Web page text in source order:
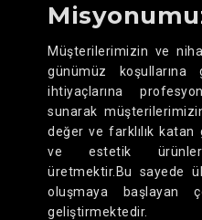
Müşterilerimizin ve nihai
günümüz koşullarına
ihtiyaçlarına
sunarak
değer ve farklılık katan
ve estetik ürünler
üretmektir.Bu sayede
oluşmaya başlayan
geliştirmektedir.